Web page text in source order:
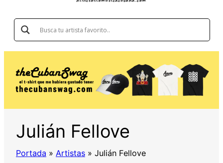
Julián Fellove
Portada » Artistas » Julián Fellove